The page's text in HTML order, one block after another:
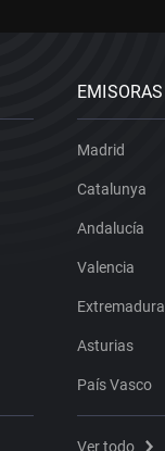
EMISORAS
Madrid
Catalunya
Andalucía
Valencia
Extremadura
Asturias
País Vasco
Ver todo